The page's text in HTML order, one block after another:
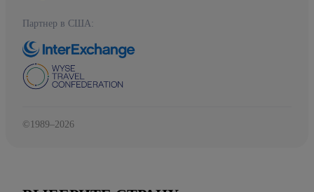
Партнер в США:
©1989–2026